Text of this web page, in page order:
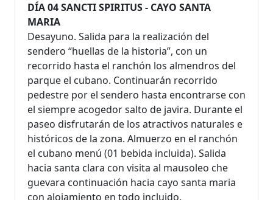
DÍA 04 SANCTI SPIRITUS - CAYO SANTA
MARIA
Desayuno. Salida para la realización del
sendero “huellas de la historia”, con un
recorrido hasta el ranchón los almendros del
parque el cubano. Continuarán recorrido
pedestre por el sendero hasta encontrarse con
el siempre acogedor salto de javira. Durante el
paseo disfrutarán de los atractivos naturales e
históricos de la zona. Almuerzo en el ranchón
el cubano menú (01 bebida incluida). Salida
hacia santa clara con visita al mausoleo che
guevara continuación hacia cayo santa maria
con alojamiento en todo incluido.